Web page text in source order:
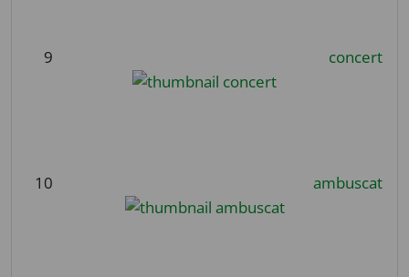
9 concert
10 ambuscat